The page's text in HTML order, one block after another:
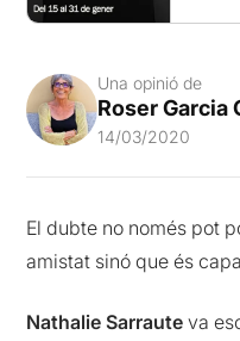
Una opinió de
Roser Garcia
14/03/2020
El dubte no només pot
amistat sinó que és
Nathalie Sarraute va